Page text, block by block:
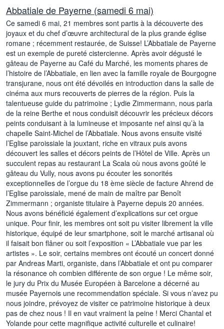
Abbatiale de Payerne (samedi 6 mai)
Ce samedi 6 mai, 21 membres sont partis à la découverte des
joyaux et du chef d’œuvre architectural de la plus grande église
romane ; récemment restaurée, de Suisse! L’Abbatiale de Payerne
est un exemple de pureté cistercienne. Après avoir dégusté le
gâteau de Payerne au Café du Marché, les moments phares de
l’histoire de l’Abbatiale, en lien avec la famille royale de Bourgogne
transjurane, nous ont été dévoilés en introduction dans la salle de
cinéma aux murs recouverts de pierres de la région. Puis la
talentueuse guide du patrimoine ; Lydie Zimmermann, nous parla
de la reine Berthe et nous conduisit découvrir les précieux décors
peints conduisant à la lumineuse et imposante nef ainsi qu’à la
chapelle Saint-Michel de l’Abbatiale. Nous avons ensuite visité
l’Eglise paroissiale la jouxtant, riche en vitraux puis avons
découvert les salles et décors peints de l’Hôtel de Ville. Après un
succulent repas au restaurant La Scala où nous avons goûté le
gâteau du Vully, nous avons pu écouter les sonorités
exceptionnelles de l’orgue du 18 ème siècle de facture Ahrend de
l’Eglise paroissiale, mené de main de maître par Benoît
Zimmermann ; organiste titulaire à Payerne depuis 20 années.
Nous avons bénéficié également d’explications sur cet orgue
unique. Pour finir, les membres ont soit pu visiter librement la ville
historique, équipé de leur smartphone, soit le marché artisanal où
il faisait bon flâner ou soit l’exposition « L’Abbatiale vue par les
artistes ». Le soir, certains membres ont écouté un concert donné
par Andreas Marti, organiste, dans l’Abbatiale et ont pu comparer
la résonance oh combien différente de son orgue ! Le même soir,
le jury du Prix du Musée Européen à Barcelone a décerné au
musée Payernois une recommendation spéciale. Si vous n’avez pu
nous joindre, prévoyez de visiter ce patrimoine historique à deux
pas de chez nous ! Il en vaut vraiment la peine ! Merci Chantal et
Yolande pour cette magnifique activité culturelle et culinaire!